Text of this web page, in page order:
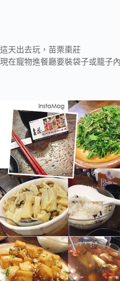
這天出去玩，苗栗棗莊
現在寵物進餐廳要裝袋子或籠子